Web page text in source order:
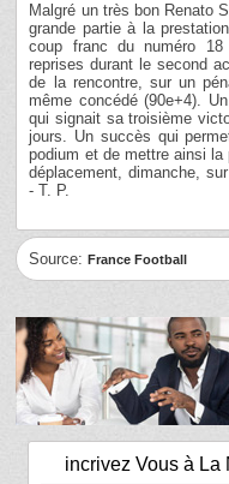
Malgré un très bon Renato
grande partie à la
coup franc du numéro
reprises durant le second
de la rencontre, sur un
même concédé (90e+4).
qui signait sa troisième
jours. Un succès qui
podium et de mettre ainsi
déplacement, dimanche,
- T. P.
Source:France Football
incrivez Vous à La